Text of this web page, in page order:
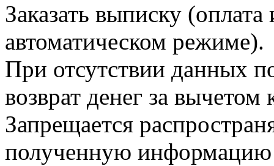
Заказать выписку
автоматическом режиме).
При отсутствии данных
возврат денег за
Запрещается
полученную информацию